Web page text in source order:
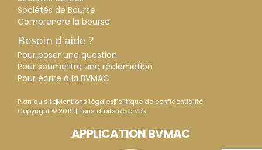
Sociétés de Bourse
Comprendre la bourse
Besoin d'aide ?
Pour poser une question
Pour soumettre une réclamation
Pour écrire à la BVMAC
Plan du siteMentions légalesPolitique de confidentialité
Copyright © 2019 | Tous droits réservés.
APPLICATION BVMAC